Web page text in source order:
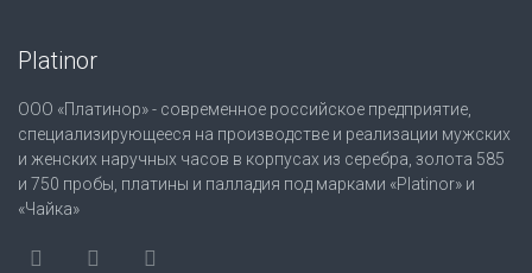
Platinor
ООО «Платинор» - современное российское предприятие,
специализирующееся на производстве и реализации мужских
и женских наручных часов в корпусах из серебра, золота 585
и 750 пробы, платины и палладия под марками «Platinor» и
«Чайка»